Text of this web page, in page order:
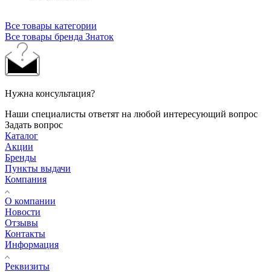
Все товары категории
Все товары бренда Знаток
Нужна консультация?
Наши специалисты ответят на любой интересующий вопрос
Задать вопрос
Каталог
Акции
Бренды
Пункты выдачи
Компания
О компании
Новости
Отзывы
Контакты
Информация
Реквизиты